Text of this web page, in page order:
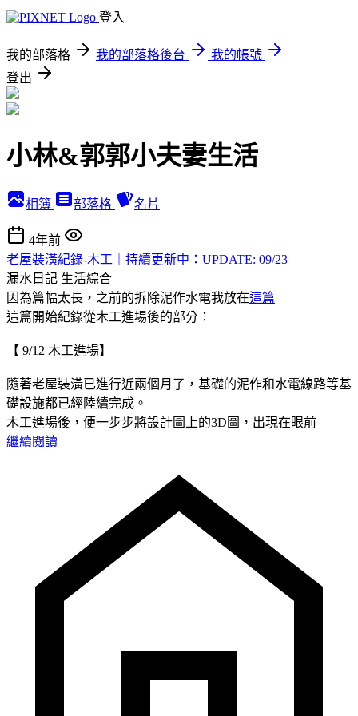
登入
我的部落格 我的部落格後台
我的帳號
登出
小林&郭郭小夫妻生活
相簿 部落格 名片
4年前
老屋裝潢紀錄-木工｜持續更新中：UPDATE: 09/23
漏水日記 生活綜合
因為篇幅太長，之前的拆除泥作水電我放在這篇
這篇開始紀錄從木工進場後的部分：
【 9/12 木工進場】
隨著老屋裝潢已進行近兩個月了，基礎的泥作和水電線路等基
礎設施都已經陸續完成。
木工進場後，便一步步將設計圖上的3D圖，出現在眼前
繼續閱讀